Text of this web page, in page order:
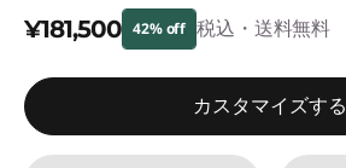
¥181,500 42% off 税込・送料無料
特別割引 :-¥132,440
カスタマイズする